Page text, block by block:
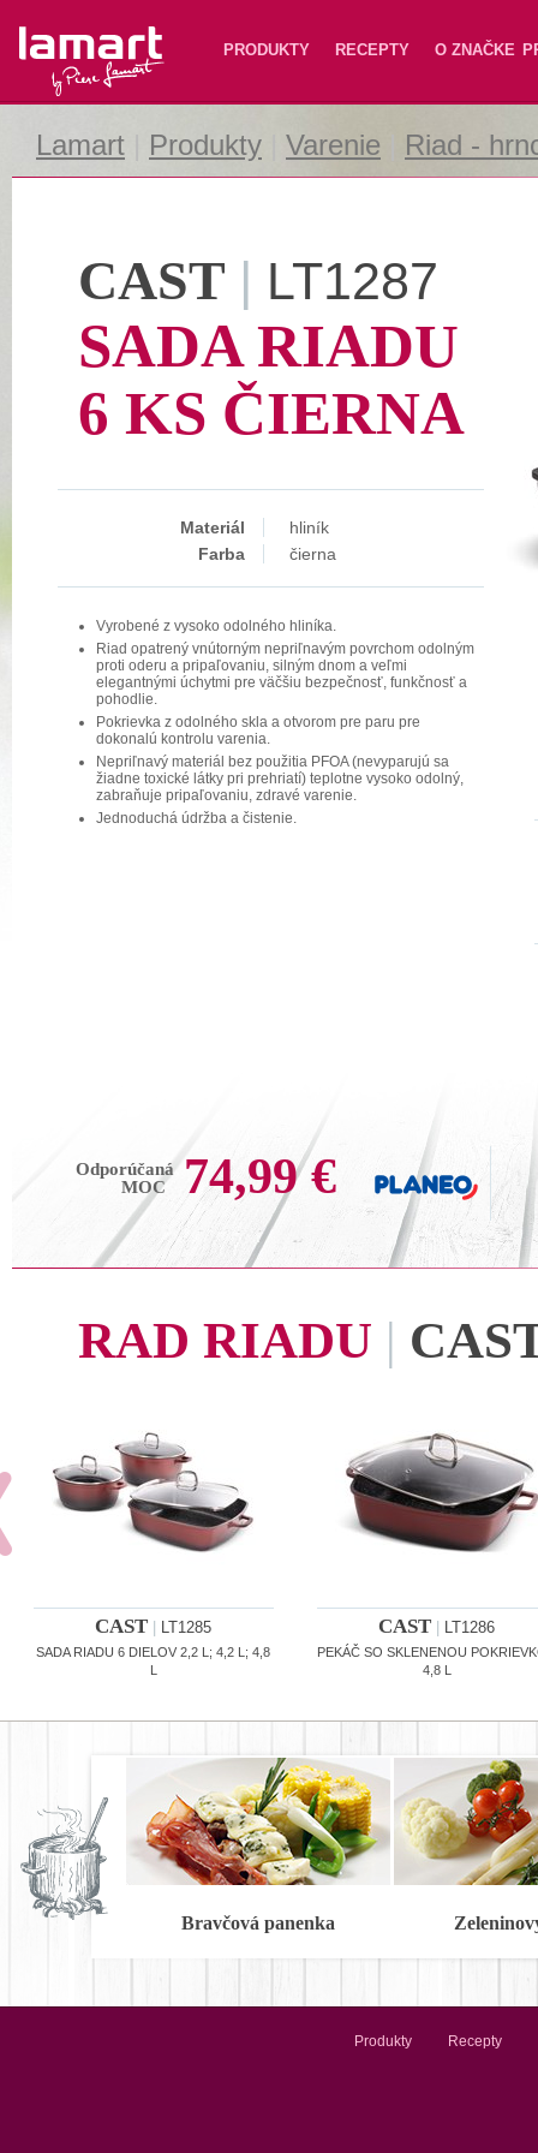
Lamart PRODUKTY RECEPTY O ZNAČKE
Lamart Produkty Varenie Riad -
CAST | LT1287
SADA RIADU
6 KS ČIERNA
Materiál
hliník
Farba
čierna
Vyrobené z vysoko odolného hliníka.
Riad opatrený vnútorným nepriľnavým povrchom odolným
proti oderu a pripaľovaniu, silným dnom a veľmi
elegantnými úchytmi pre väčšiu bezpečnosť, funkčnosť a
pohodlie.
Pokrievka z odolného skla a otvorom pre paru pre
dokonalú kontrolu varenia.
Nepriľnavý materiál bez použitia PFOA (nevyparujú sa
žiadne toxické látky pri prehriatí) teplotne vysoko odolný,
zabraňuje pripaľovaniu, zdravé varenie.
Jednoduchá údržba a čistenie.
Odporúčaná
MOC
74,99 €
RAD RIADU |
CAST LT1285
SADA RIADU 6 DIELOV 2,2 L; 4,2 L; 4,8
L
CAST LT1286
PEKÁČ SO SKLENENOU
4,8 L
Bravčová panenka
Produkty Recepty